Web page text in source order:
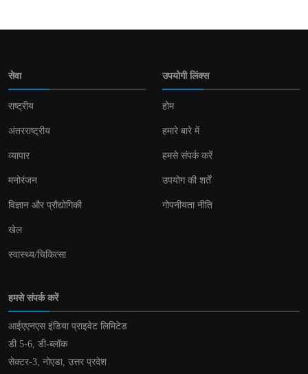
सेवा
राष्ट्रीय
अंतरराष्ट्रीय
व्यापार
मनोरंजन
विज्ञान और प्रौद्योगिकी
खेल
स्वास्थ्य/चिकित्सा
उपयोगी लिंक्स
होम
हमारे बारे में
हमसे संपर्क करें
उपयोग की शर्तें
गोपनीयता नीति
हमसे संपर्क करें
आईएएनएस इंडिया प्राइवेट लिमिटेड
डी 5-6, डी-ब्लॉक
सेक्टर-3, नोएडा, उत्तर प्रदेश